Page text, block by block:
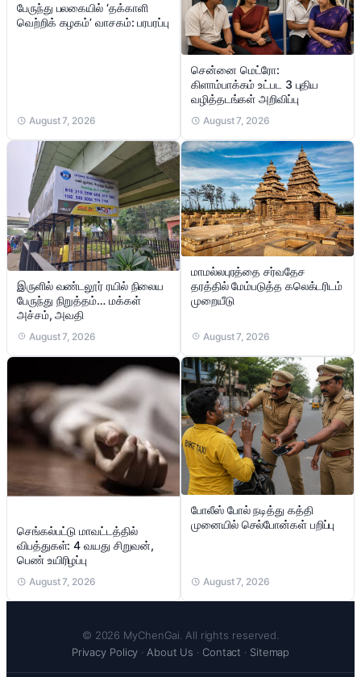
பேருந்து பலகையில் ‘தக்காளி
வெற்றிக் கழகம்’ வாசகம்: பரபரப்பு
August 7, 2026
சென்னை மெட்ரோ:
கிளாம்பாக்கம் உட்பட 3 புதிய
வழித்தடங்கள் அறிவிப்பு
August 7, 2026
இருளில் வண்டலூர் ரயில் நிலைய
பேருந்து நிறுத்தம்… மக்கள்
அச்சம், அவதி
August 7, 2026
மாமல்லபுரத்தை சர்வதேச
தரத்தில் மேம்படுத்த கலெக்டரிடம்
முறையீடு
August 7, 2026
செங்கல்பட்டு மாவட்டத்தில்
விபத்துகள்: 4 வயது சிறுவன்,
பெண் உயிரிழப்பு
August 7, 2026
போலீஸ் போல் நடித்து கத்தி
முனையில் செல்போன்கள் பறிப்பு
August 7, 2026
© 2026 MyChenGai. All rights reserved.
Privacy Policy · About Us · Contact · Sitemap